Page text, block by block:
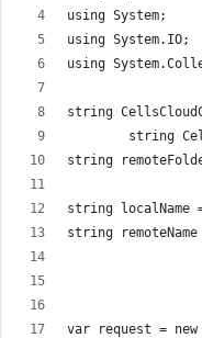
using System;
using System.IO;
using
string
string
string
string localName
string
var request = new